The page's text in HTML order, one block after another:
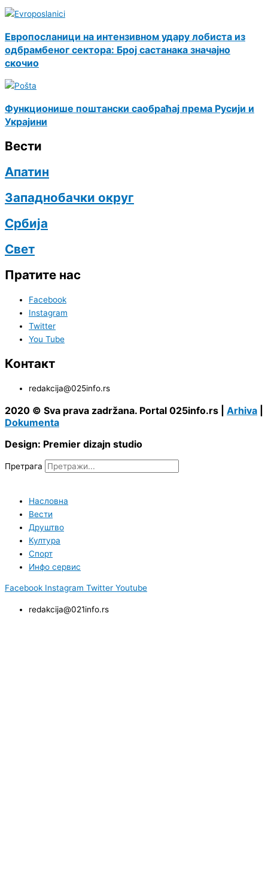
Европосланици на интензивном удару лобиста из
одбрамбеног сектора: Број састанака значајно
скочио
Функционише поштански саобраћај према Русији и
Украјини
Вести
Апатин
Западнобачки округ
Србија
Свет
Пратите нас
Facebook
Instagram
Twitter
You Tube
Контакт
redakcija@025info.rs
2020 © Sva prava zadržana. Portal 025info.rs | Arhiva
Dokumenta
Design: Premier dizajn studio
Претрага
Насловна
Вести
Друштво
Култура
Спорт
Инфо сервис
Facebook Instagram Twitter Youtube
redakcija@021info.rs